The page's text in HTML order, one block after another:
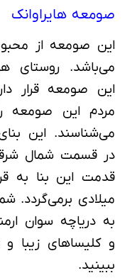
صومعه هایراوانک
این صومعه از
می‌باشد. روستای
این صومعه قرار
مردم این صومعه
می‌شناسند. این
در قسمت شمال شرقی
قدمت این بنا به
میلادی برمی‌گردد.
به دریاچه سوان
و کلیساهای زیبا و
ببینید.